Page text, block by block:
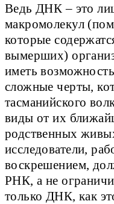
Ведь ДНК – это
макромолекул
которые
вымерших)
иметь
сложные черты,
тасманийского
виды от их
родственных
исследователи,
воскрешением,
РНК, а не
только ДНК, как